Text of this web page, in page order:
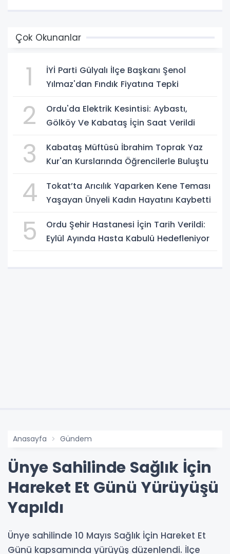
Çok Okunanlar
1
İYİ Parti Gülyalı İlçe Başkanı Şenol
Yılmaz'dan Fındık Fiyatına Tepki
2
Ordu'da Elektrik Kesintisi: Aybastı,
Gölköy Ve Kabataş İçin Saat Verildi
3
Kabataş Müftüsü İbrahim Toprak Yaz
Kur'an Kurslarında Öğrencilerle Buluştu
4
Tokat’ta Arıcılık Yaparken Kene Teması
Yaşayan Ünyeli Kadın Hayatını Kaybetti
5
Ordu Şehir Hastanesi İçin Tarih Verildi:
Eylül Ayında Hasta Kabulü Hedefleniyor
Anasayfa Gündem
Ünye Sahilinde Sağlık İçin
Hareket Et Günü Yürüyüşü
Yapıldı
Ünye sahilinde 10 Mayıs Sağlık İçin Hareket Et
Günü kapsamında yürüyüş düzenlendi. İlçe